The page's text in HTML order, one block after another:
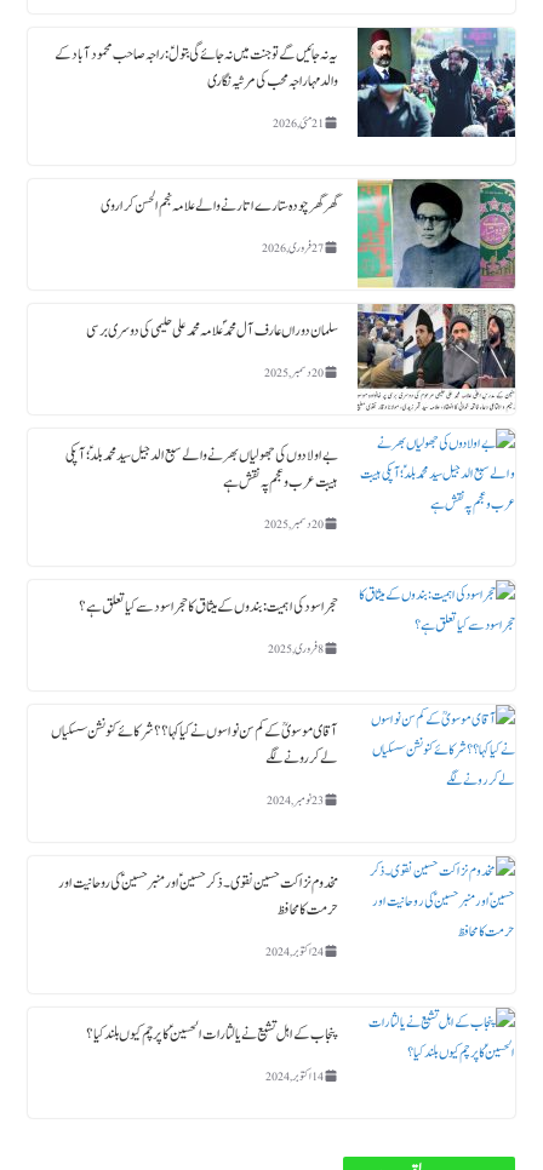
یہ نہ جائیں گے تو جنت میں نہ جائے گی بتولؑ: راجہ صاحب محمود آباد کے
والد مہاراجہ محب کی مرثیہ نگاری
21 مئی, 2026
گھر گھر چودہ ستارے اتارنے والے علامہ نجم الحسن کراروی
27 فروری, 2026
سلمان دوراں عارف آل محمدؐ علامہ محمد علی حلیمی کی دوسری برسی
20 دسمبر, 2025
بے اولادوں کی جھولیاں بھرنے والے سبع الدجیل سید محمد بلدؑ ؛ آپکی
ہیبت عرب و عجم پہ نقش ہے
20 دسمبر, 2025
حجر اسود کی اہمیت : بندوں کے میثاق کا حجر اسود سے کیا تعلق ہے؟
8 فروری, 2025
آقای موسویؒ کے کم سن نواسوں نے کیا کہا ؟؟ شرکائے کنونشن سسکیاں
لے کر رونے لگے
23 نومبر, 2024
مخدوم نزاکت حسین نقوی ۔ ذکر حسین ؑ اور منبر حسین ؑ کی روحانیت اور
حرمت کا محافظ
24 اکتوبر, 2024
پنجاب کے اہل تشیع نے یا لثارات الحسینؑ کا پرچم کیوں بلند کیا ؟
14 اکتوبر, 2024